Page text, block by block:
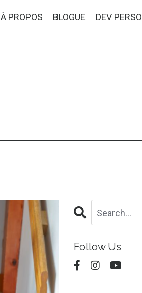
À PROPOS BLOGUE DEV PERSO
Follow Us